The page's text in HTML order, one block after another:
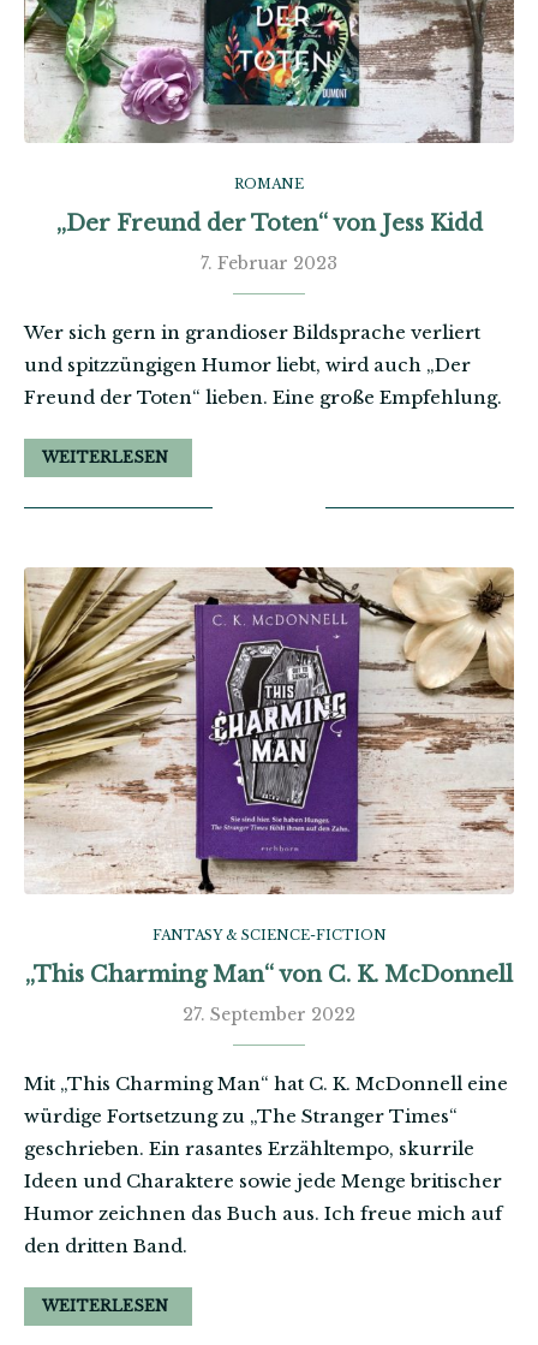
ROMANE
„Der Freund der Toten“ von Jess Kidd
7. Februar 2023
Wer sich gern in grandioser Bildsprache verliert
und spitzzüngigen Humor liebt, wird auch „Der
Freund der Toten“ lieben. Eine große Empfehlung.
WEITERLESEN
FANTASY & SCIENCE-FICTION
„This Charming Man“ von C. K. McDonnell
27. September 2022
Mit „This Charming Man“ hat C. K. McDonnell eine
würdige Fortsetzung zu „The Stranger Times“
geschrieben. Ein rasantes Erzähltempo, skurrile
Ideen und Charaktere sowie jede Menge britischer
Humor zeichnen das Buch aus. Ich freue mich auf
den dritten Band.
WEITERLESEN